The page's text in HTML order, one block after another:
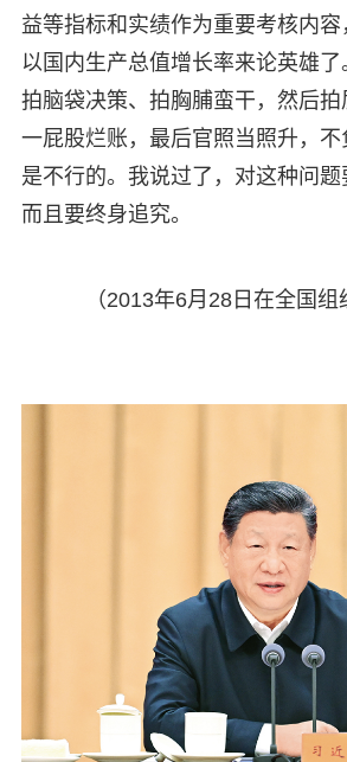
益等指标和实绩作为重要考核内
以国内生产总值增长率来论英雄
拍脑袋决策、拍胸脯蛮干，然后
一屁股烂账，最后官照当照升，
是不行的。我说过了，对这种问题
而且要终身追究。
（2013年6月28日在全国